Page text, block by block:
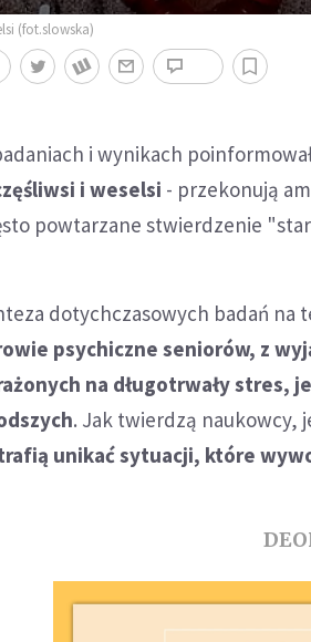
(fot.slowska)
i wynikach
i weselsi - przekonują
powtarzane stwierdzenie
dotychczasowych badań na
psychiczne seniorów, z
na długotrwały stres,
. Jak twierdzą naukowcy,
unikać sytuacji, które